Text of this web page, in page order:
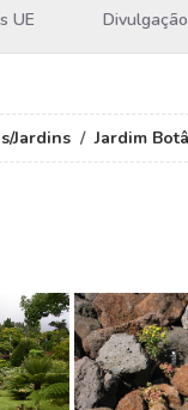
UE Divulgação
Jardins Jardim